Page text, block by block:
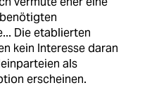
Die etablierten
kein Interesse daran
als
erscheinen.